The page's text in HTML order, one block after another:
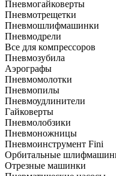
Пневмогайковерты
Пневмотрещетки
Пневмошлифмашинки
Пневмодрели
Все для компрессоров
Пневмозубила
Аэрографы
Пневмомолотки
Пневмопилы
Пневмоудлинители
Гайковерты
Пневмолобзики
Пневмоножницы
Пневмоинструмент Fini
Орбитальные
Отрезные машинки